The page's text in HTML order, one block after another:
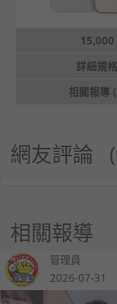
15,000
詳細規格
相關報導
網友評論
相關報導
管理員
2026-07-31